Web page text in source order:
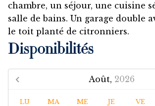
chambre, un séjour, une cuisine
salle de bains. Un garage double
le toit planté de citronniers.
Disponibilités
Août, 2026
LU MA ME JE VE